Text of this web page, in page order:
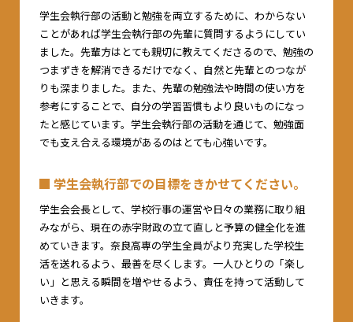
学生会執行部の活動と勉強を両立するために、わからない
ことがあれば学生会執行部の先輩に質問するようにしてい
ました。先輩方はとても親切に教えてくださるので、勉強の
つまずきを解消できるだけでなく、自然と先輩とのつなが
りも深まりました。また、先輩の勉強法や時間の使い方を
参考にすることで、自分の学習習慣もより良いものになっ
たと感じています。学生会執行部の活動を通じて、勉強面
でも支え合える環境があるのはとても心強いです。
学生会執行部での目標をきかせてください。
学生会会長として、学校行事の運営や日々の業務に取り組
みながら、現在の赤字財政の立て直しと予算の健全化を進
めていきます。奈良高専の学生全員がより充実した学校生
活を送れるよう、最善を尽くします。一人ひとりの「楽し
い」と思える瞬間を増やせるよう、責任を持って活動して
いきます。